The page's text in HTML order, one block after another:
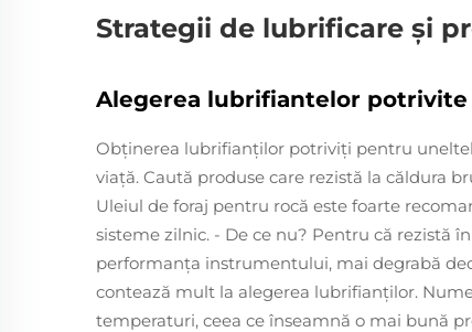
Strategii de lubrificare și
Alegerea lubrifiantelor
Obţinerea lubrifianţilor potriviţi pentru
viaţă. Caută produse care rezistă la căldura
Uleiul de foraj pentru rocă este foarte
sisteme zilnic. - De ce nu? Pentru că rezistă
performanța instrumentului, mai degrabă
contează mult la alegerea lubrifianţilor.
temperaturi, ceea ce înseamnă o mai bună